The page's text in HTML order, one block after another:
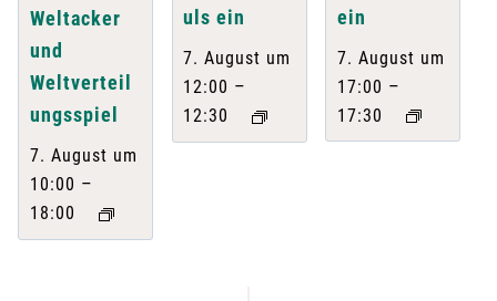
Weltacker
und
Weltverteil
ungsspiel
7. August um
10:00 –
18:00
uls ein
7. August um
12:00 –
12:30
ein
7. August um
17:00 –
17:30